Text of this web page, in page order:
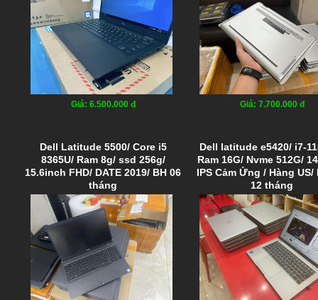
Giá: 6.500.000 đ Giá: 7.700.000 đ
Dell Latitude 5500/ Core i5
8365U/ Ram 8g/ ssd 256g/
15.6inch FHD/ DATE 2019/ BH 06
tháng
Dell latitude e5420/ i7-
Ram 16G/ Nvme 512G/
IPS Cảm Ứng / Hàng US/
12 tháng